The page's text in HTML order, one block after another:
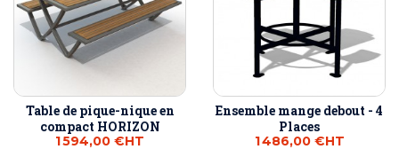
Table de pique-nique en
compact HORIZON
1 594,00 €HT
Ensemble mange debout - 4
Places
1 486,00 €HT